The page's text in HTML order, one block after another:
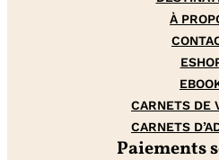
À
CARNETS DE
CARNETS
Paiements